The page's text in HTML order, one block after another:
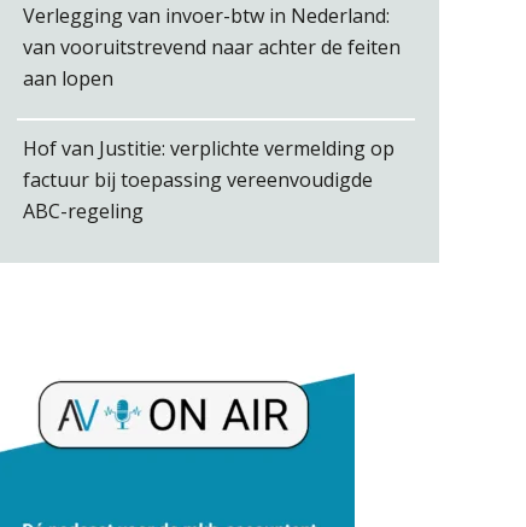
Barry Willemsen
Rakesh Ghirah
Verlegging van invoer-btw in Nederland:
van vooruitstrevend naar achter de feiten
aan lopen
Hof van Justitie: verplichte vermelding op
factuur bij toepassing vereenvoudigde
ABC-regeling